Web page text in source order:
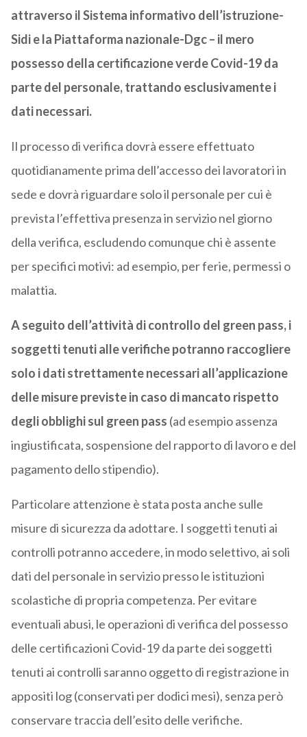
attraverso il Sistema informativo dell’istruzione-
Sidi e la Piattaforma nazionale-Dgc – il mero
possesso della certificazione verde Covid-19 da
parte del personale, trattando esclusivamente i
dati necessari.
Il processo di verifica dovrà essere effettuato
quotidianamente prima dell’accesso dei lavoratori in
sede e dovrà riguardare solo il personale per cui è
prevista l’effettiva presenza in servizio nel giorno
della verifica, escludendo comunque chi è assente
per specifici motivi: ad esempio, per ferie, permessi o
malattia.
A seguito dell’attività di controllo del green pass, i
soggetti tenuti alle verifiche potranno raccogliere
solo i dati strettamente necessari all’applicazione
delle misure previste in caso di mancato rispetto
degli obblighi sul green pass (ad esempio assenza
ingiustificata, sospensione del rapporto di lavoro e del
pagamento dello stipendio).
Particolare attenzione è stata posta anche sulle
misure di sicurezza da adottare. I soggetti tenuti ai
controlli potranno accedere, in modo selettivo, ai soli
dati del personale in servizio presso le istituzioni
scolastiche di propria competenza. Per evitare
eventuali abusi, le operazioni di verifica del possesso
delle certificazioni Covid-19 da parte dei soggetti
tenuti ai controlli saranno oggetto di registrazione in
appositi log (conservati per dodici mesi), senza però
conservare traccia dell’esito delle verifiche.